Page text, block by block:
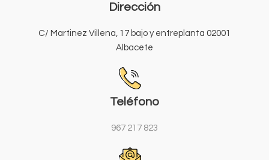
Dirección
C/ Martinez Villena, 17 bajo y entreplanta 02001
Albacete
Teléfono
967 217 823